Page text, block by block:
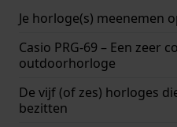
Je horloge(s) meenemen
Casio PRG-69 – Een zeer
outdoorhorloge
De vijf (of zes) horloges
bezitten